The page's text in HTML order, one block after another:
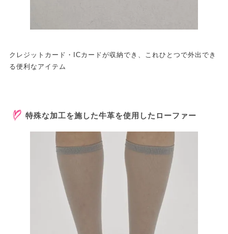
クレジットカード・ICカードが収納でき、これひとつで外出でき
る便利なアイテム
特殊な加工を施した牛革を使用したローファー